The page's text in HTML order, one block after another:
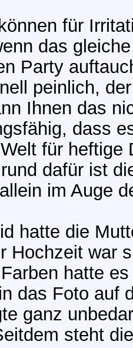
für
das
Party
peinlich,
Ihnen das
dass
für heftige
dafür ist
im Auge
hatte die
Hochzeit war
hatte
das Foto auf
ganz
steht